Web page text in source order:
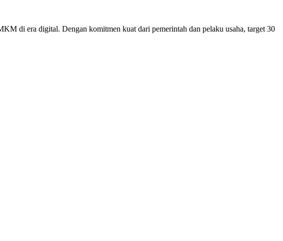
di era digital. Dengan komitmen kuat dari pemerintah dan pelaku usaha, target 30